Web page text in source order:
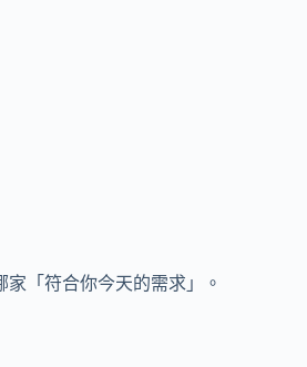
「符合你今天的需求」。